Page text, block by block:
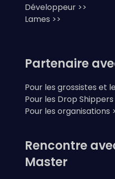
Développeur >>
Lames >>
Partenaire
Pour les grossistes et
Pour les Drop Shippers
Pour les organisations
Rencontre
Master